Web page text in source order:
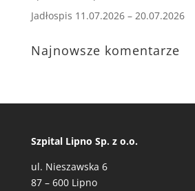
Jadłospis 11.07.2026 – 20.07.2026
Najnowsze komentarze
Szpital Lipno Sp. z o.o.
ul. Nieszawska 6
87 – 600 Lipno